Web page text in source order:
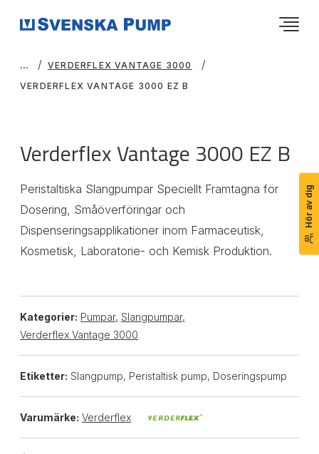
Hör av dig
VERDERFLEX VANTAGE 3000
VERDERFLEX VANTAGE 3000 EZ B
Verderflex Vantage 3000 EZ B
Peristaltiska Slangpumpar Speciellt Framtagna för
Dosering, Småöverföringar och
Dispenseringsapplikationer inom Farmaceutisk,
Kosmetisk, Laboratorie- och Kemisk Produktion.
Kategorier: Pumpar, Slangpumpar,
Verderflex Vantage 3000
Etiketter: Slangpump, Peristaltisk pump, Doseringspump
Varumärke: Verderflex